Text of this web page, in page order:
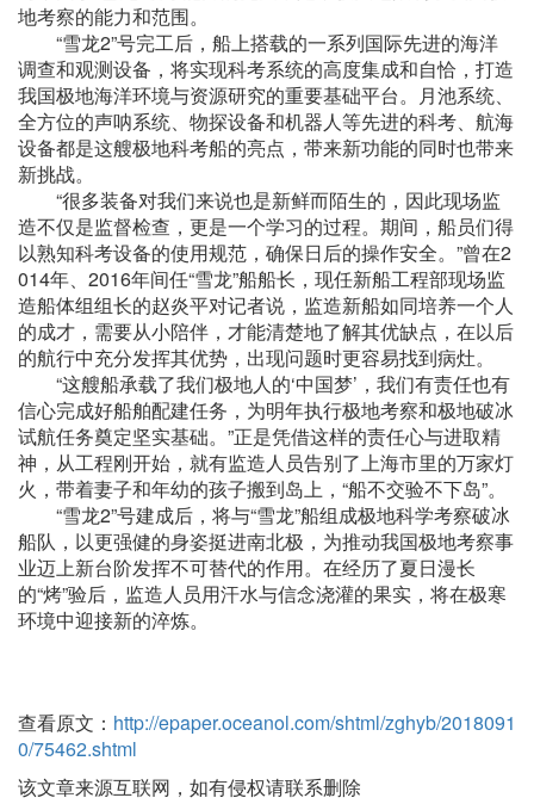
地考察的能力和范围。
“雪龙2”号完工后，船上搭载的一系列国际先进的海洋
调查和观测设备，将实现科考系统的高度集成和自恰，打造
我国极地海洋环境与资源研究的重要基础平台。月池系统、
全方位的声呐系统、物探设备和机器人等先进的科考、航海
设备都是这艘极地科考船的亮点，带来新功能的同时也带来
新挑战。
“很多装备对我们来说也是新鲜而陌生的，因此现场监
造不仅是监督检查，更是一个学习的过程。期间，船员们得
以熟知科考设备的使用规范，确保日后的操作安全。”曾在2
014年、2016年间任“雪龙”船船长，现任新船工程部现场监
造船体组组长的赵炎平对记者说，监造新船如同培养一个人
的成才，需要从小陪伴，才能清楚地了解其优缺点，在以后
的航行中充分发挥其优势，出现问题时更容易找到病灶。
“这艘船承载了我们极地人的‘中国梦’，我们有责任也有
信心完成好船舶配建任务，为明年执行极地考察和极地破冰
试航任务奠定坚实基础。”正是凭借这样的责任心与进取精
神，从工程刚开始，就有监造人员告别了上海市里的万家灯
火，带着妻子和年幼的孩子搬到岛上，“船不交验不下岛”。
“雪龙2”号建成后，将与“雪龙”船组成极地科学考察破冰
船队，以更强健的身姿挺进南北极，为推动我国极地考察事
业迈上新台阶发挥不可替代的作用。在经历了夏日漫长
的“烤”验后，监造人员用汗水与信念浇灌的果实，将在极寒
环境中迎接新的淬炼。
查看原文： http://epaper.oceanol.com/shtml/zghyb/2018091
0/75462.shtml
该文章来源互联网，如有侵权请联系删除